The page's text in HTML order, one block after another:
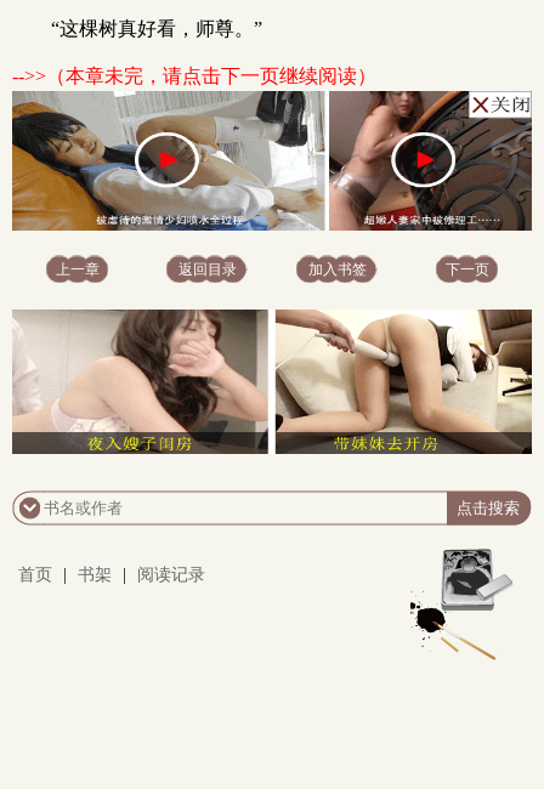
“这棵树真好看，师尊。”
-->>（本章未完，请点击下一页继续阅读）
上一章 返回目录 加入书签 下一页
首页 书架 阅读记录